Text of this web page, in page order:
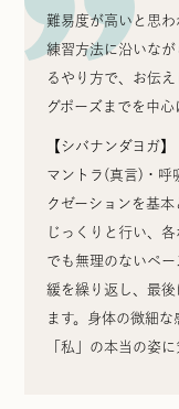
難易度が高いと思
練習方法に沿いな
るやり方で、お伝
グポーズまでを中心
【シバナンダヨガ】
マントラ(真言)・呼
クゼーションを基
じっくりと行い、
でも無理のないペ
緩を繰り返し、最
ます。身体の微細
「私」の本当の姿